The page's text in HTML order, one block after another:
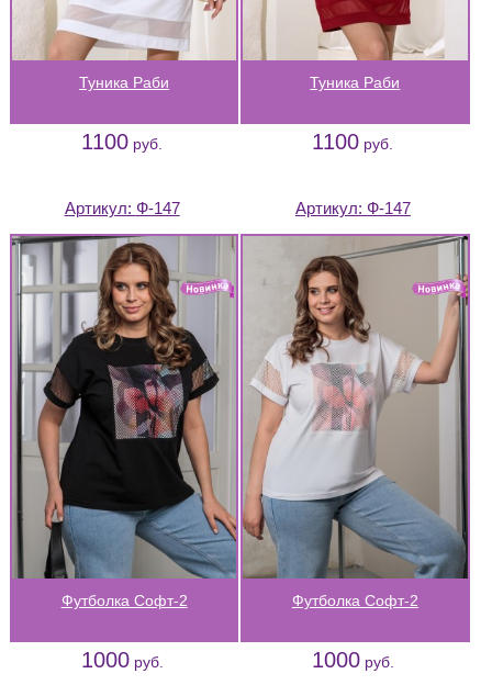
Туника Раби
1100 руб.
Туника Раби
1100 руб.
Артикул: Ф-147
Футболка Софт-2
1000руб.
Артикул: Ф-147
Футболка Софт-2
1000руб.